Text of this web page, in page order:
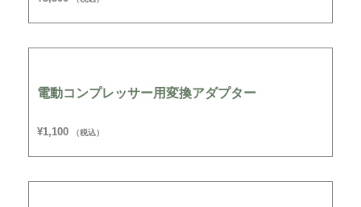
電動コンプレッサー用変換アダプター
¥1,100 （税込）